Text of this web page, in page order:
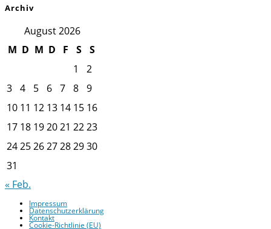
Archiv
August 2026
M D M D F S
S
1
2
3 4 5 6 7 8 9
10 11 12 13 14 15 16
17 18 192021 2223
24252627282930
31
« Feb.
Impressum
Datenschutzerklärung
Kontakt
Cookie-Richtlinie (EU)